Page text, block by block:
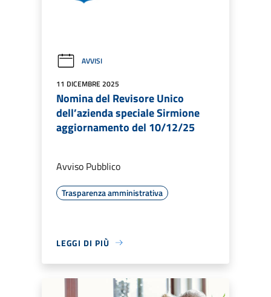
AVVISI
11 DICEMBRE 2025
Nomina del Revisore Unico
dell’azienda speciale Sirmione
aggiornamento del 10/12/25
Avviso Pubblico
Trasparenza amministrativa
LEGGI DI PIÙ